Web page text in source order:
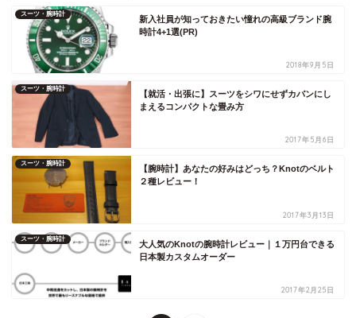
スーツ・腕時計
新入社員が知っておきたい憧れの高級ブランド腕
時計4+1選(PR)
2018年9月5日
スーツ・腕時計
【就活・出張に】スーツをシワにせずカバンにし
まえるコンパクトな畳み方
2017年5月6日
スーツ・腕時計
【腕時計】あなたの好みはどっち？Knotのベルト
２種レビュー！
2017年3月13日
スーツ・腕時計
大人気のKnotの腕時計レビュー｜１万円台できる
日本製カスタムオーダー
2017年2月25日